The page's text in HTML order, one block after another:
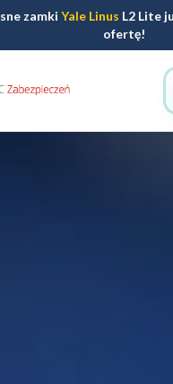
zamkiYale Linus L2 Lite
ofertę!